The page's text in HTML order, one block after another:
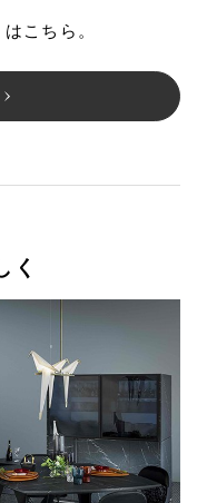
こちら。
く